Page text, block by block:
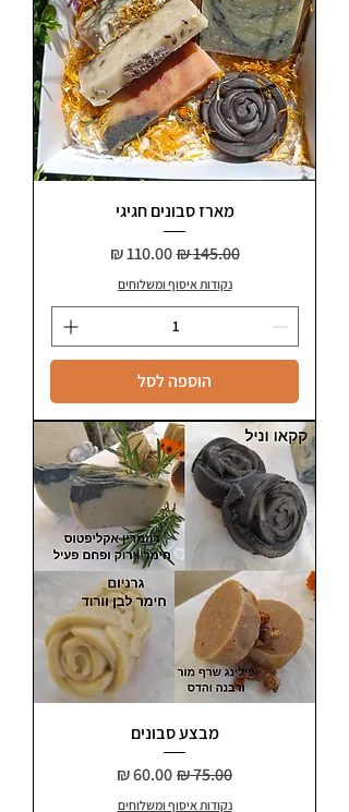
מארז סבונים חגיגי
מחיר רגיל‏145.00 ‏₪ מחיר מבצע‏110.00 ‏₪
נקודות איסוף ומשלוחים
הוספה לסל
מבצע סבונים
מחיר רגילמחיר מבצע
נקודות איסוף ומשלוחים